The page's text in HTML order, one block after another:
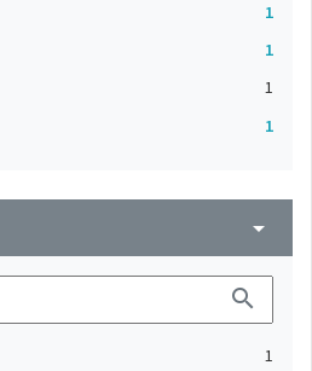
1
1
1
1
arrow_drop_down
search
1